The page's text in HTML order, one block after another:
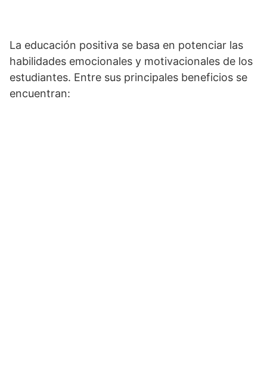
La educación positiva se basa en potenciar las
habilidades emocionales y motivacionales de los
estudiantes. Entre sus principales beneficios se
encuentran: